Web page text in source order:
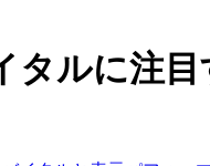
タルに注